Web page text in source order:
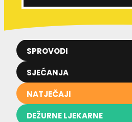
SPROVODI
SJEĆANJA
NATJEČAJI
DEŽURNE LJEKARNE